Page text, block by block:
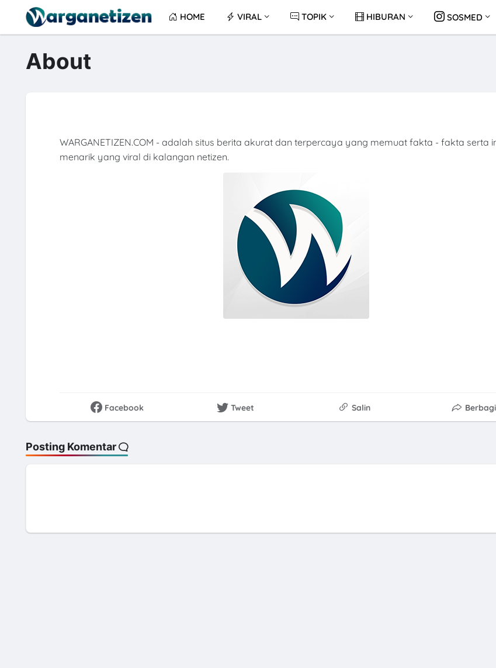
HOME VIRAL TOPIK HIBURAN SOSMED
About
WARGANETIZEN.COM - adalah situs berita akurat dan terpercaya yang memuat fakta - fakta serta
menarik yang viral di kalangan netizen.
Facebook Tweet Salin Berbagi
Posting Komentar